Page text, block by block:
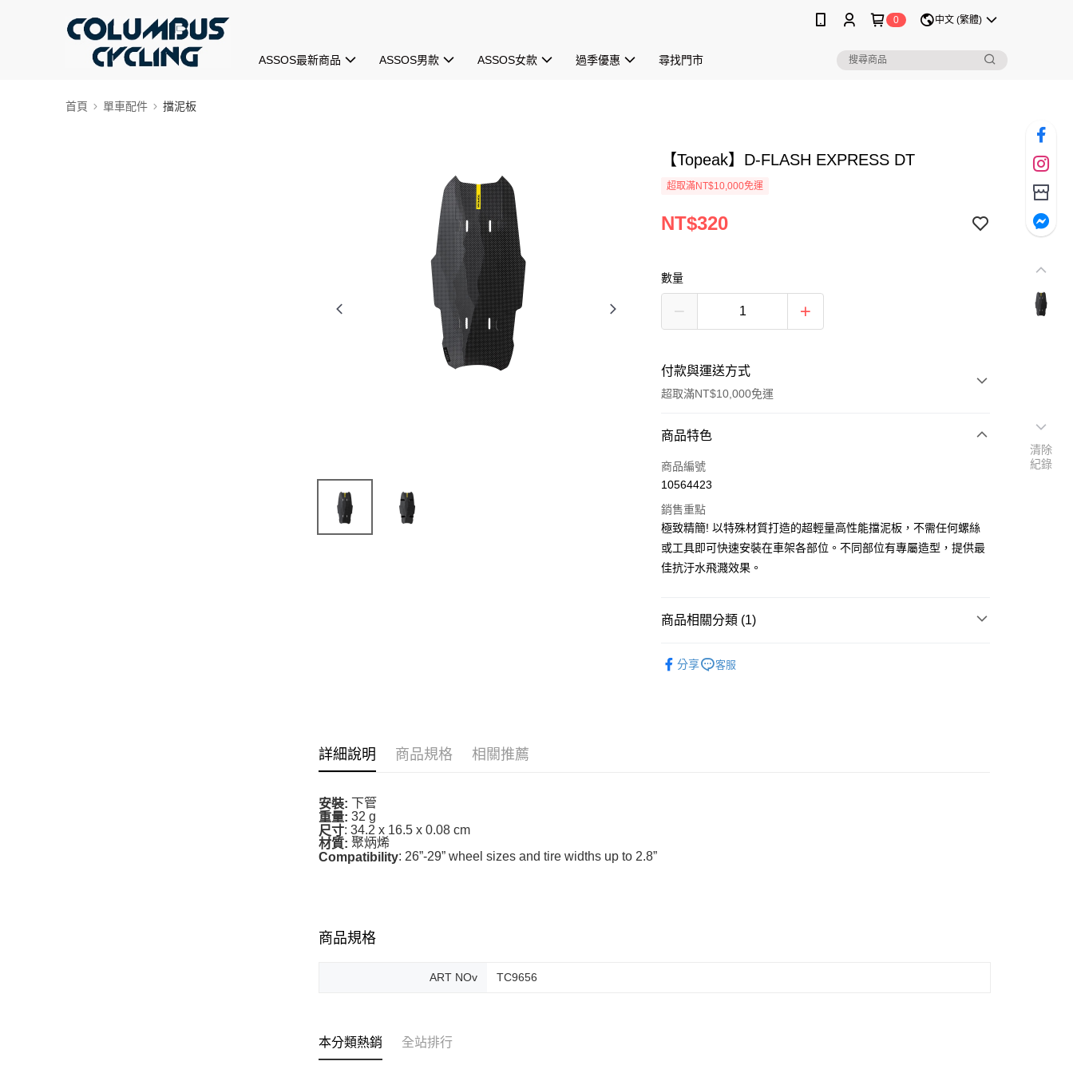
0 中文 (繁體)
ASSOS最新商品 ASSOS男款 ASSOS女款 過季優惠 尋找門市
首頁 單車配件 擋泥板
【Topeak】D-FLASH EXPRESS DT
超取滿NT$10,000免運
NT$320
數量
付款與運送方式
超取滿NT$10,000免運
付款方式
信用卡一次付款
Apple Pay
ATM付款
每筆NT$90
商品特色
商品編號
10564423
銷售重點
極致精簡! 以特殊材質打造的超輕量高性能擋泥板，不需任何螺絲
或工具即可快速安裝在車架各部位。不同部位有專屬造型，提供最
佳抗汙水飛濺效果。
商品相關分類 (1)
分享
客服
詳細說明 商品規格 相關推薦
安裝: 下管
重量:32 g
尺寸: 34.2 x 16.5 x 0.08 cm
材質:聚炳烯
Compatibility: 26”-29” wheel sizes and tire widths up to 2.8”
商品規格
ART NOv TC9656
本分類熱銷 全站排行
清除
紀錄